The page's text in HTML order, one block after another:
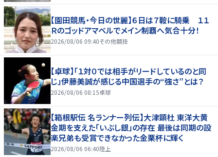
【園田競馬・今日の世麗】６日は７鞍に騎乗 １１
Ｒのゴッドアマベルでメイン制覇へ気合十分！
2026/08/06 09:40その他競技
【卓球】「１対０では相手がリードしているのと同
じ」伊藤美誠が感じる中国選手の“強さ”とは？
2026/08/06 08:15卓球
【箱根駅伝 名ランナー列伝】大津顕杜 東洋大黄
金期を支えた「いぶし銀」の存在 最後は同期の設
楽兄弟も受賞できなかった金栗杯に輝く
2026/08/06 06:40陸上